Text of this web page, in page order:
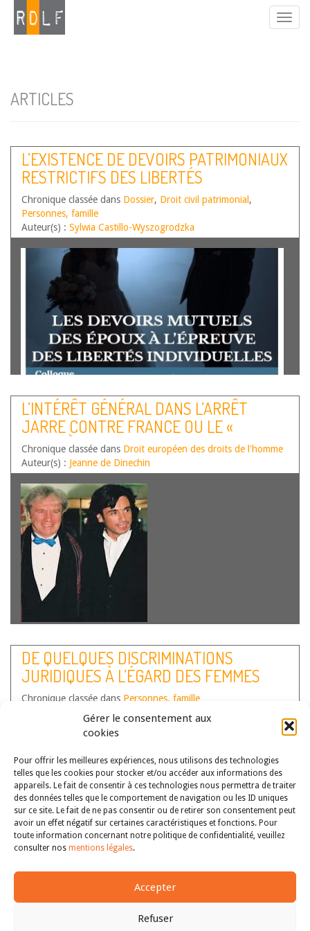
Gérer le consentement aux
cookies
Pour offrir les meilleures expériences, nous utilisons des technologies
telles que les cookies pour stocker et/ou accéder aux informations des
appareils. Le fait de consentir à ces technologies nous permettra de traiter
des données telles que le comportement de navigation ou les ID uniques
sur ce site. Le fait de ne pas consentir ou de retirer son consentement peut
avoir un effet négatif sur certaines caractéristiques et fonctions. Pour
toute information concernant notre politique de confidentialité, veuillez
consulter nos mentions légales.
Accepter
Refuser
ARTICLES
L’EXISTENCE DE DEVOIRS PATRIMONIAUX
RESTRICTIFS DES LIBERTÉS
INDIVIDUELLES
Chronique classée dans Dossier, Droit civil patrimonial ,
Personnes, famille
Auteur(s) : Sylwia Castillo-Wyszogrodzka
Par Sylwia Castillo-Wyszogrodzka, Maître de conférences
en droit privé et sciences criminelles à l’Université Clermont
Auvergne, CMH Liberté d’une personne mariée. La liberté
qui « consiste à pouvoir faire tout ce qui ne nuit pas à
autrui »[1], devrait être…Lire la suite
L’INTÉRÊT GÉNÉRAL DANS L’ARRÊT
JARRE CONTRE FRANCE OU LE «
PROBLÈME DES TROIS CORPS » DES
SOURCES DU DROIT
Chronique classée dans Droit européen des droits de l'homme
Auteur(s) : Jeanne de Dinechin
Paris Panthéon-Assas Le problème dit « des trois
corps » est un problème de mathématiques et
d’astronomie vieux de plusieurs siècles né avec les théories
d’Isaac Newton[1]. Il porte sur… Lire la suite
DE QUELQUES DISCRIMINATIONS
JURIDIQUES À L’ÉGARD DES FEMMES
MUSULMANES DANS CERTAINS PAYS
Chronique classée dans Personnes, famille
Stéphane Papi
Malgré le fait que dès le 19e siècle, des femmes aient
combattu pour leurs droits et qu’aujourd’hui certaines
féministes musulmanes continuent de mener ce combat au
au nom des…Lire la suite